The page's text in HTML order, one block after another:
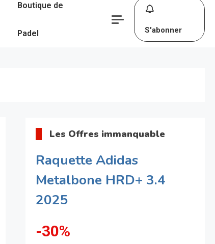
Boutique de
Padel S'abonner
Les Offres immanquable
Raquette Adidas
Metalbone HRD+ 3.4
2025
-30%